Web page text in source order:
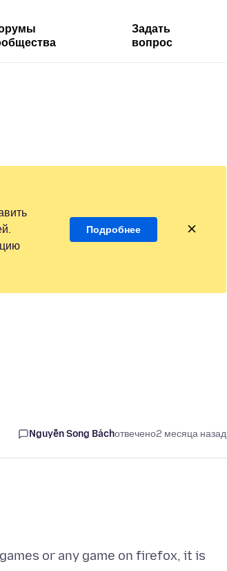
Задать
вопрос
Подробнее
Nguyễn Song Báchотвечено2 месяца назад
or any game on firefox, it is